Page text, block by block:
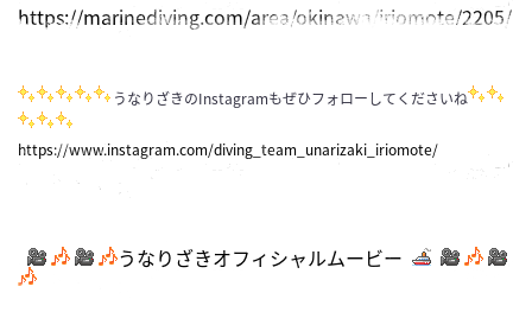
https://marinediving.com/area/okinawa/iriomote/2205/
うなりざきのInstagramもぜひフォローしてくださいね
https://www.instagram.com/diving_team_unarizaki_iriomote/
うなりざきオフィシャルムービー